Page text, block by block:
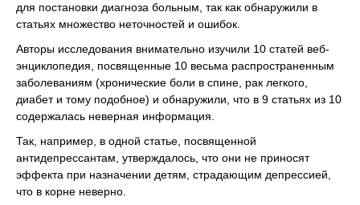
для постановки диагноза больным, так как обнаружили в
статьях множество неточностей и ошибок.
Авторы исследования внимательно изучили 10 статей веб-
энциклопедия, посвященные 10 весьма распространенным
заболеваниям (хронические боли в спине, рак легкого,
диабет и тому подобное) и обнаружили, что в 9 статьях из 10
содержалась неверная информация.
Так, например, в одной статье, посвященной
антидепрессантам, утверждалось, что они не приносят
эффекта при назначении детям, страдающим депрессией,
что в корне неверно.